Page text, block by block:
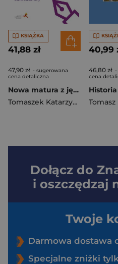
KSIĄŻKA
41,88 zł
47,90 zł - sugerowana
cena detaliczna
Nowa matura z języka polskiego Arkusze zakres podstawowy Tematy wypracowań zakres rozszerzony podstawa programowa 2024
Tomaszek Katarzyna
40,99
46,80 zł -
cena
Tomasz
Dołącz do
i oszczędzaj
Twoje
Darmowa dostawa
Specjalne zniżki